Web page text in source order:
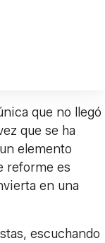
que no llegó
que se ha
elemento
reforme es
en una
escuchando